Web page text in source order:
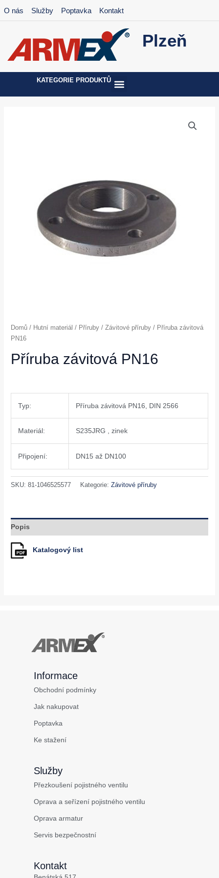
na
O nás Služby Poptavka Kontakt
Plzeň
KATEGORIE PRODUKTŮ
Domů/ Hutní materiál / Příruby/ Závitové příruby/ Příruba závitová
PN16
Příruba závitová PN16
Typ: Příruba závitová PN16, DIN 2566
Materiál: S235JRG , zinek
Připojení: DN15 až DN100
SKU: 81-1046525577 Kategorie: Závitové příruby
Popis
Katalogový list
Informace
Obchodní podmínky
Jak nakupovat
Poptavka
Ke stažení
Služby
Přezkoušení pojistného ventilu
Oprava a seřízení pojistného ventilu
Oprava armatur
Servis bezpečnostní
Kontakt